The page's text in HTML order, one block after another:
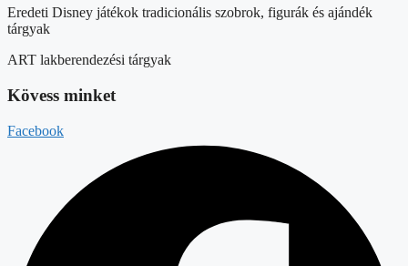
Eredeti Disney játékok tradicionális szobrok, figurák és ajándék
tárgyak
ART lakberendezési tárgyak
Kövess minket
Facebook